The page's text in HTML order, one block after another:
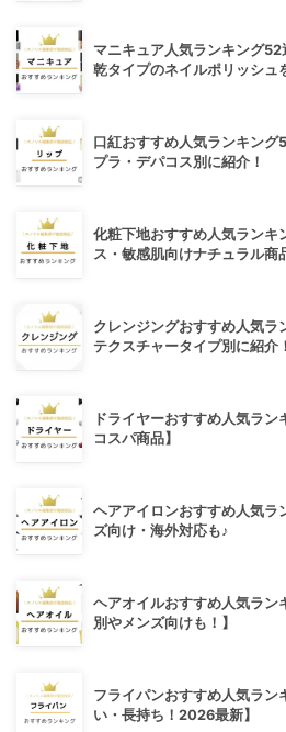
マニキュア人気ランキング
乾タイプのネイルポリッシュ
口紅おすすめ人気ランキン
プラ・デパコス別に紹介！
化粧下地おすすめ人気ランキ
ス・敏感肌向けナチュラル商
クレンジングおすすめ人気ラ
テクスチャータイプ別に紹介！
ドライヤーおすすめ人気ラン
コスパ商品】
ヘアアイロンおすすめ人気
ズ向け・海外対応も♪
ヘアオイルおすすめ人気ラ
別やメンズ向けも！】
フライパンおすすめ人気ラ
い・長持ち！2026最新】